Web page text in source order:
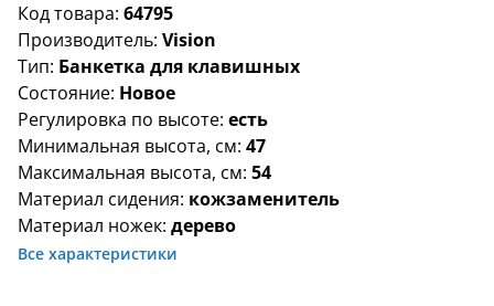
Код товара: 64795
Производитель: Vision
Тип: Банкетка для клавишных
Состояние: Новое
Регулировка по высоте: есть
Минимальная высота, см: 47
Максимальная высота, см: 54
Материал сидения: кожзаменитель
Материал ножек: дерево
Все характеристики